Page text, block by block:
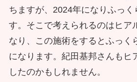
ちますが、2024年になりふっ
す。そこで考えられるのはヒア
なり、この施術をするとふっく
になります。紀田基邦さんもヒ
したのかもしれません。